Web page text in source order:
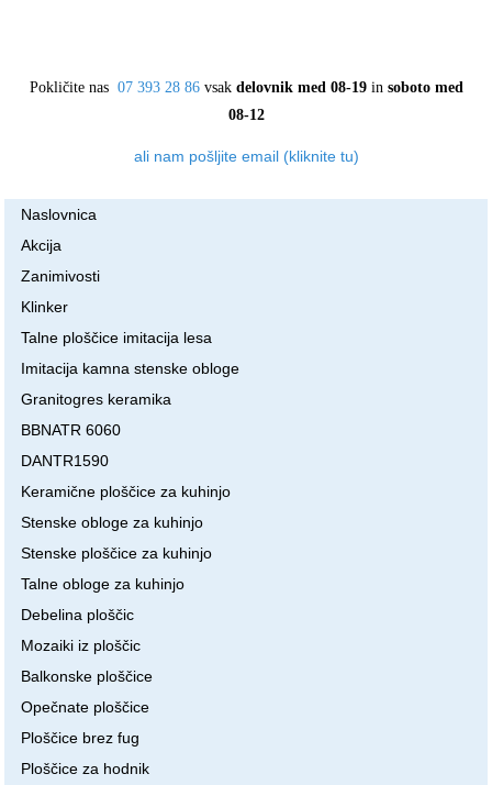
Pokličite nas07 393 28 86 vsakdelovnik med 08-19insoboto med
08-12
ali nam pošljite email (kliknite tu)
Naslovnica
Akcija
Zanimivosti
Klinker
Talne ploščice imitacija lesa
Imitacija kamna stenske obloge
Granitogres keramika
BBNATR 6060
DANTR1590
Keramične ploščice za kuhinjo
Stenske obloge za kuhinjo
Stenske ploščice za kuhinjo
Talne obloge za kuhinjo
Debelina ploščic
Mozaiki iz ploščic
Balkonske ploščice
Opečnate ploščice
Ploščice brez fug
Ploščice za hodnik